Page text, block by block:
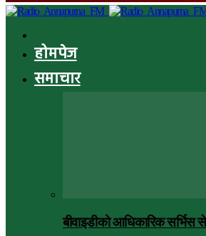
होमपेज
समाचार
बीवाइडीको आधिकारिक सर्भिस